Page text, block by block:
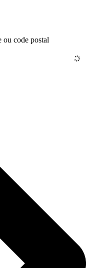
ou code postal